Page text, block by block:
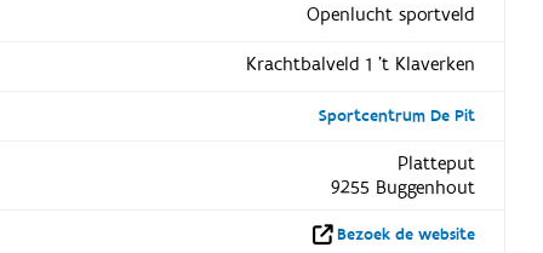
Openlucht sportveld
Krachtbalveld 1 't Klaverken
Sportcentrum De Pit
Platteput
9255 Buggenhout
Bezoek de website